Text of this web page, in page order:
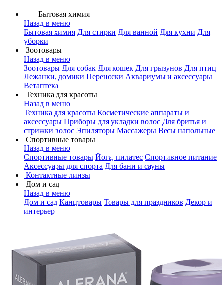
Бытовая химия
Назад в меню
Бытовая химия Для стирки Для ванной Для кухни Для
уборки
Зоотовары
Назад в меню
Зоотовары Для собак Для кошек Для грызунов Для птиц
Лежанки, домики Переноски Аквариумы и аксессуары
Ветаптека
Техника для красоты
Назад в меню
Техника для красоты Косметические аппараты и
аксессуары Приборы для укладки волос Для бритья и
стрижки волос Эпиляторы Массажеры Весы напольные
Спортивные товары
Назад в меню
Спортивные товары Йога, пилатес Спортивное питание
Аксессуары для спорта Для бани и сауны
Контактные линзы
Дом и сад
Назад в меню
Дом и сад Канцтовары Товары для праздников Декор и
интерьер